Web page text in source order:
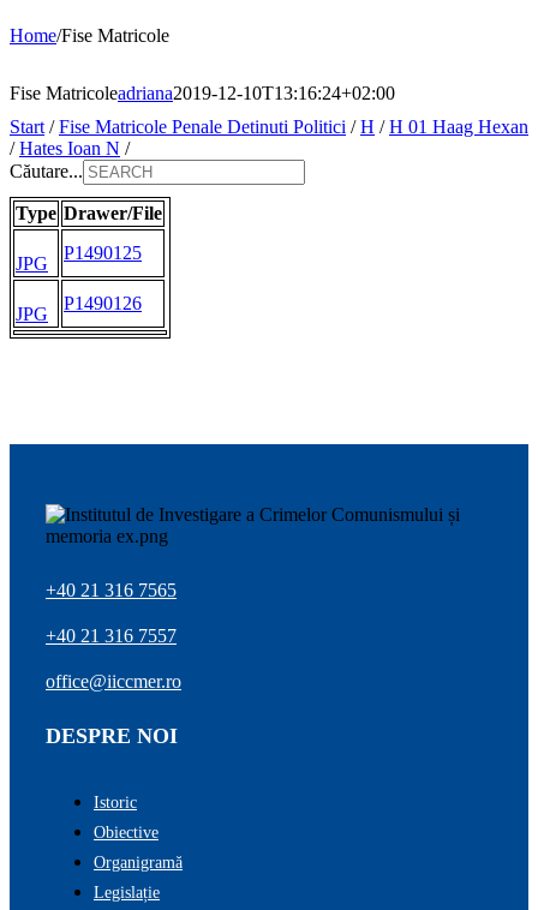
Home/Fise Matricole
Fise Matricoleadriana2019-12-10T13:16:24+02:00
Start /Fise Matricole Penale Detinuti Politici /H /H 01 Haag Hexan
/Hates Ioan N /
Căutare...
Type Drawer/File
JPG
P1490125
JPG
P1490126
+40 21 316 7565
+40 21 316 7557
office@iiccmer.ro
DESPRE NOI
Istoric
Obiective
Organigramă
Legislație